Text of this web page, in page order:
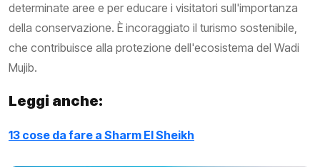
determinate aree e per educare i visitatori sull'importanza
della conservazione. È incoraggiato il turismo sostenibile,
che contribuisce alla protezione dell'ecosistema del Wadi
Mujib.
Leggi anche:
13 cose da fare a Sharm El Sheikh